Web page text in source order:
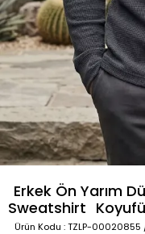
Erkek Ön Yarım
Sweatshirt
Ürün Kodu : TZLP-00020855